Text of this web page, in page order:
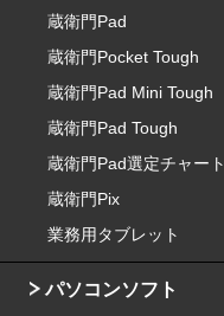
蔵衛門Pad
蔵衛門Pocket Tough
蔵衛門Pad Mini Tough
蔵衛門Pad Tough
蔵衛門Pad選定チャート
蔵衛門Pix
業務用タブレット
パソコンソフト